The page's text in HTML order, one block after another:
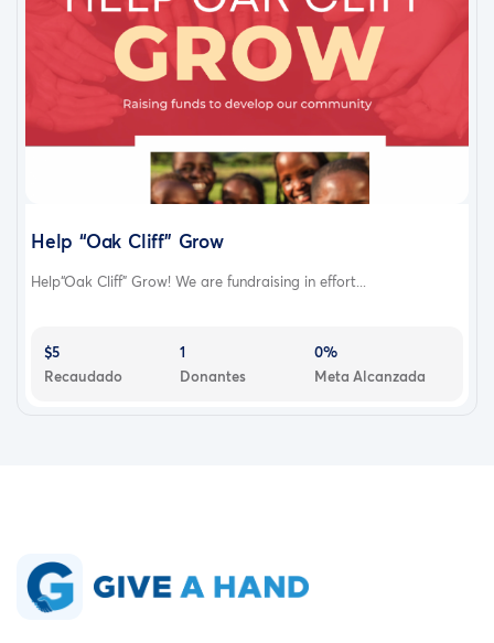
Help “Oak Cliff” Grow
Help“Oak Cliff” Grow! We are fundraising in effort...
$5
Recaudado
1
Donantes
0%
Meta Alcanzada